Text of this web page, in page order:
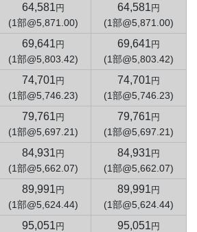
64,581 円
(1部@5,871.00)
64,581 円
(1部@5,871.00)
69,641 円
(1部@5,803.42)
69,641 円
(1部@5,803.42)
74,701 円
(1部@5,746.23)
74,701 円
(1部@5,746.23)
79,761 円
(1部@5,697.21)
79,761 円
(1部@5,697.21)
84,931 円
(1部@5,662.07)
84,931 円
(1部@5,662.07)
89,991 円
(1部@5,624.44)
89,991 円
(1部@5,624.44)
95,051 円 95,051 円